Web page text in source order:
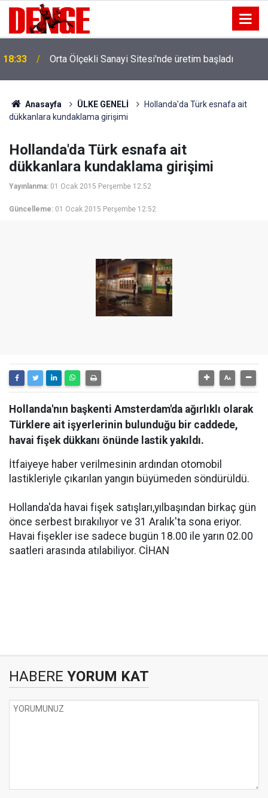
18:33 Orta Ölçekli Sanayi Sitesi'nde üretim başladı
Anasayfa ÜLKE GENELİ
Hollanda'da Türk esnafa ait
dükkanlara kundaklama girişimi
Hollanda'da Türk esnafa ait
dükkanlara kundaklama girişimi
Yayınlanma: 01 Ocak 2015 Perşembe 12:52
Güncelleme: 01 Ocak 2015 Perşembe 12:52
Hollanda'nın başkenti Amsterdam'da ağırlıklı olarak
Türklere ait işyerlerinin bulunduğu bir caddede,
havai fişek dükkanı önünde lastik yakıldı.
İtfaiyeye haber verilmesinin ardından otomobil
lastikleriyle çıkarılan yangın büyümeden söndürüldü.
Hollanda'da havai fişek satışları,yılbaşından birkaç gün
önce serbest bırakılıyor ve 31 Aralık'ta sona eriyor.
Havai fişekler ise sadece bugün 18.00 ile yarın 02.00
saatleri arasında atılabiliyor. CİHAN
HABERE YORUM KAT